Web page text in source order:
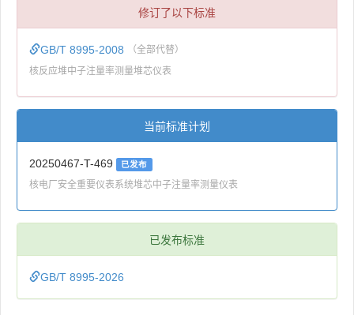
修订了以下标准
GB/T 8995-2008 （全部代替）
核反应堆中子注量率测量堆芯仪表
当前标准计划
20250467-T-469 已发布
核电厂安全重要仪表系统堆芯中子注量率测量仪表
已发布标准
GB/T 8995-2026